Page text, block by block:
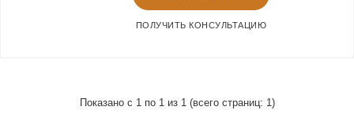
ПОЛУЧИТЬ КОНСУЛЬТАЦИЮ
Показано с 1 по 1 из 1 (всего страниц: 1)